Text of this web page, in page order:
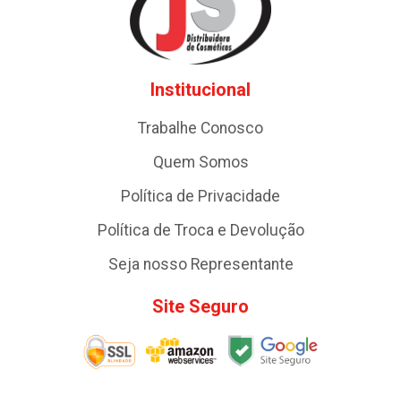
Institucional
Trabalhe Conosco
Quem Somos
Política de Privacidade
Política de Troca e Devolução
Seja nosso Representante
Site Seguro